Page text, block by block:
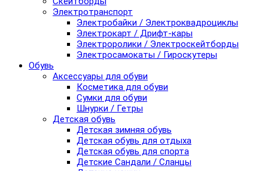
Электротранспорт
Электробайки / Электроквадроциклы
Электрокарт / Дрифт-кары
Электроролики / Электроскейтборды
Электросамокаты / Гироскутеры
Обувь
Аксессуары для обуви
Косметика для обуви
Сумки для обуви
Шнурки / Гетры
Детская обувь
Детская зимняя обувь
Детская обувь для отдыха
Детская обувь для спорта
Детские Сандали / Сланцы